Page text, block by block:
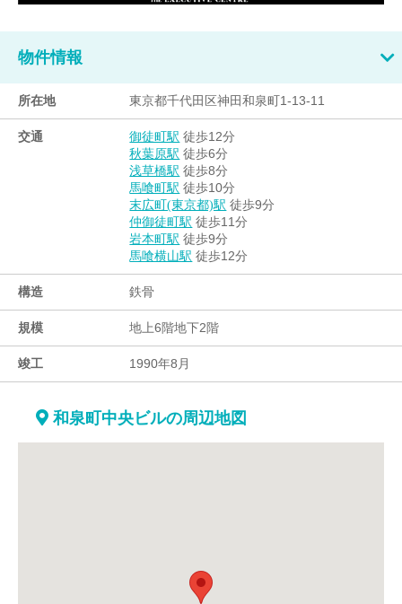
物件情報
所在地 東京都千代田区神田和泉町1-13-11
交通 御徒町駅 徒歩12分
秋葉原駅 徒歩6分
浅草橋駅 徒歩8分
馬喰町駅 徒歩10分
末広町(東京都)駅 徒歩9分
仲御徒町駅 徒歩11分
岩本町駅 徒歩9分
馬喰横山駅 徒歩12分
構造 鉄骨
規模 地上6階地下2階
竣工 1990年8月
和泉町中央ビルの周辺地図